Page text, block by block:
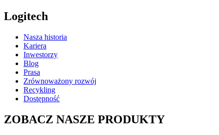
Logitech
Nasza historia
Kariera
Inwestorzy
Blog
Prasa
Zrównoważony rozwój
Recykling
Dostępność
ZOBACZ NASZE PRODUKTY